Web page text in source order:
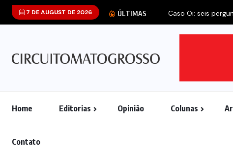
7 DE AUGUST DE 2026 ÚLTIMAS
Home Editorias Opinião Colunas
Contato